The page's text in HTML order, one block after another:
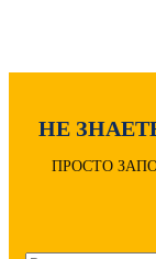
НЕ
ПРОСТО